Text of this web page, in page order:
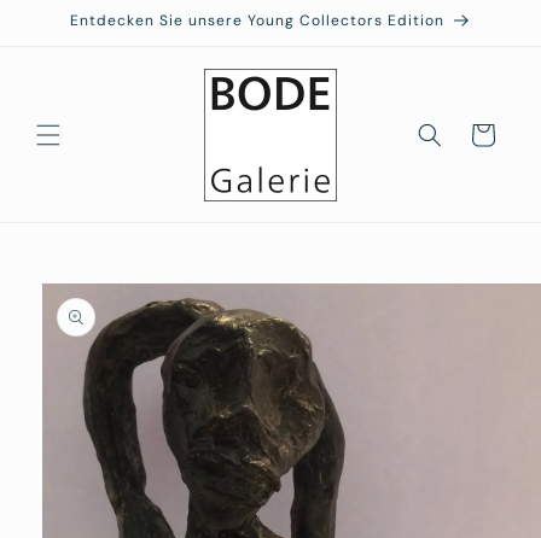
zumEntdecken Sie unsere Young Collectors Edition
Warenkorb